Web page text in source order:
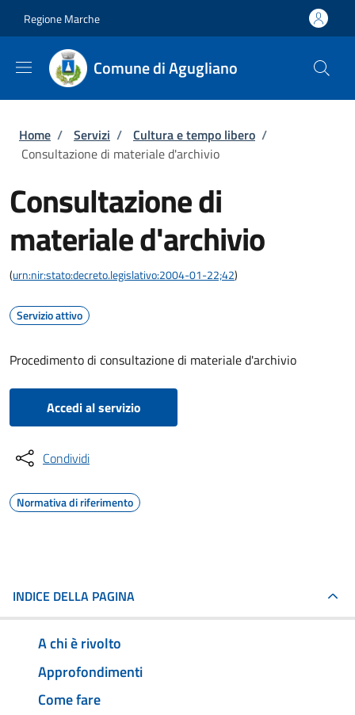
Regione Marche
Comune di Agugliano
Briciole di pane
Home / Servizi / Cultura e tempo libero /
Consultazione di materiale d'archivio
Consultazione di
materiale d'archivio
(urn:nir:stato:decreto.legislativo:2004-01-22;42)
Servizio attivo
Procedimento di consultazione di materiale d'archivio
Accedi al servizio
Condividi
Normativa di riferimento
INDICE DELLA PAGINA
A chi è rivolto
Approfondimenti
Come fare